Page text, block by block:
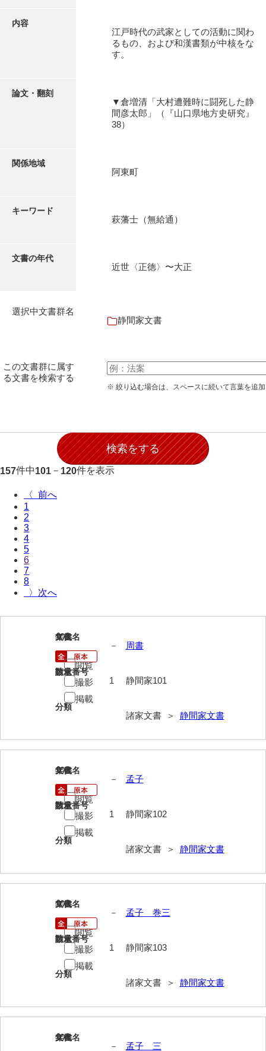
阿武家文書（美祢市）
阿武家文書(美祢市２)
飯田家文書（福岡県）
池田邦夫所蔵文書
石田家文書（徳山市）
和泉家文書
市原家文書
出羽家文書
一宝家文書
井上家文書（徳山市）
井上勉家文書（大和町）
井下家文書（埼玉県）
井原家文書
入江九一文書
岩崎家文書（秋芳町）
岩崎家文書（鹿野町）
岩見博幸収集史料
上野竹逸文書
上松氏収集文書
氏本家文書
内田家文書（豊中市）
内容
江戸時代の武家としての活動に関わ
るもの、および和漢書類が中核をな
す。
論文・翻刻
▼倉増清「大村遭難時に闘死した静
間彦太郎」（『山口県地方史研究』
38）
関係地域
阿東町
キーワード
萩藩士（無給通）
文書の年代
近世〈正徳〉〜大正
選択中文書群名
静間家文書
この文書群に属す
る文書を検索する
※ 絞り込む場合は、スペースに続いて言葉を追
157件中101 － 120件を表示
〈
1
2
3
4
5
6
7
8
〉
101
文書名
周書
請求番号
静間家101
分類
諸家文書 ＞ 静間家文書
年代
－
数量
1
閲覧
撮影
掲載
102
文書名
孟子
請求番号
静間家102
分類
諸家文書 ＞ 静間家文書
年代
－
数量
1
閲覧
撮影
掲載
103
文書名
孟子 巻三
請求番号
静間家103
分類
諸家文書 ＞ 静間家文書
年代
－
数量
1
閲覧
撮影
掲載
104
文書名
孟子 三
年代
－